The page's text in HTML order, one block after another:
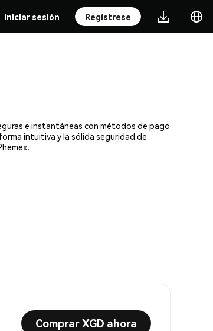
Iniciar sesión Regístrese
e instantáneas con métodos de pago
intuitiva y la sólida seguridad de
Comprar XGD ahora